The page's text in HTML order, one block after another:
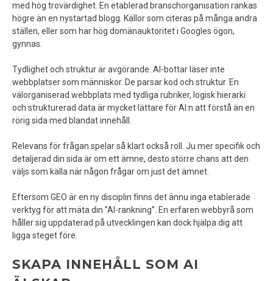
med hög trovärdighet. En etablerad branschorganisation rankas
högre än en nystartad blogg. Källor som citeras på många andra
ställen, eller som har hög domänauktoritet i Googles ögon,
gynnas.
Tydlighet och struktur är avgörande. AI-bottar läser inte
webbplatser som människor. De parsar kod och struktur. En
välorganiserad webbplats med tydliga rubriker, logisk hierarki
och strukturerad data är mycket lättare för AI:n att förstå än en
rörig sida med blandat innehåll.
Relevans för frågan spelar så klart också roll. Ju mer specifik och
detaljerad din sida är om ett ämne, desto större chans att den
väljs som källa när någon frågar om just det ämnet.
Eftersom GEO är en ny disciplin finns det ännu inga etablerade
verktyg för att mäta din ”AI-rankning”. En erfaren webbyrå som
håller sig uppdaterad på utvecklingen kan dock hjälpa dig att
ligga steget före.
SKAPA INNEHÅLL SOM AI